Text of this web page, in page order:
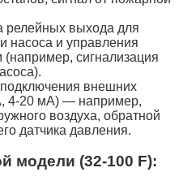
релейных выхода для
насоса и управления
сигнализация
внешних
4-20 мА) — например,
воздуха, обратной
датчика давления.
модели (32-100 F):